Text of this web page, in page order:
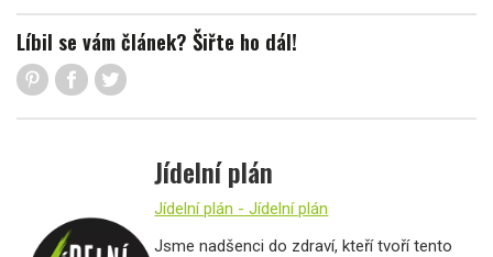
Líbil se vám článek? Šiřte ho dál!
Jídelní plán
Jídelní plán - Jídelní plán
Jsme nadšenci do zdraví, kteří tvoří tento